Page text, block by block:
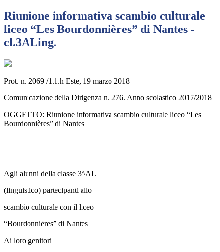
Riunione informativa scambio culturale
liceo “Les Bourdonnières” di Nantes -
cl.3ALing.
Prot. n. 2069 /1.1.h Este, 19 marzo 2018
Comunicazione della Dirigenza n. 276. Anno scolastico 2017/2018
OGGETTO: Riunione informativa scambio culturale liceo “Les
Bourdonnières” di Nantes
Agli alunni della classe 3^AL
(linguistico) partecipanti allo
scambio culturale con il liceo
“Bourdonnières” di Nantes
Ai loro genitori